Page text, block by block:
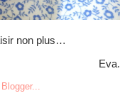
non plus…
Eva.